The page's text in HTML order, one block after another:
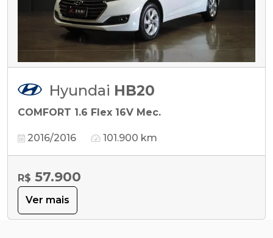
Hyundai HB20
COMFORT 1.6 Flex 16V Mec.
2016/2016 101.900 km
R$ 57.900
Ver mais